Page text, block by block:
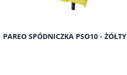
PAREO SPÓDNICZKA PSO10 - ŻÓŁTY